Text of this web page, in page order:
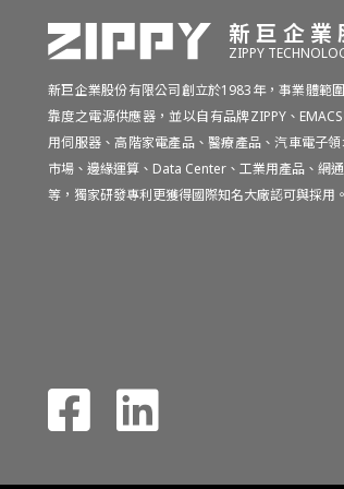
新巨企業
ZIPPY
新巨企業股份有限公司創立於1983年，事業體範
靠度之電源供應器，並以自有品牌ZIPPY、
用伺服器、高階家電產品、醫療產品、汽車電子
市場、邊緣運算、Data Center、工業用產品、網
等，獨家研發專利更獲得國際知名大廠認可與採用。